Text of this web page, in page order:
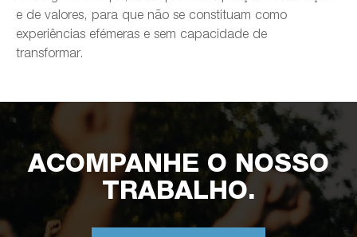
e de valores, para que não se constituam como
experiências efémeras e sem capacidade de
transformar.
ACOMPANHE O NOSSO
TRABALHO.